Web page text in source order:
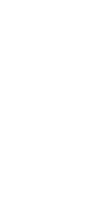
precio.
abundantes
horario, los
o durante los
negociación
la menor
ya
liquidez